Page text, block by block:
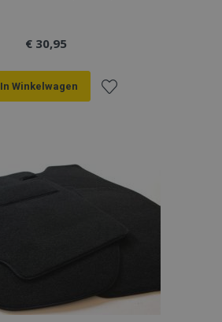
€ 30,95
In Winkelwagen
aan
verlanglijst